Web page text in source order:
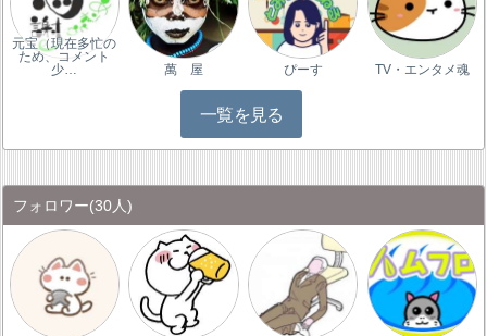
元宝（現在多忙の
ため、コメント
少…
萬 屋 ぴーす TV・エンタメ魂
一覧を見る
フォロワー(30人)